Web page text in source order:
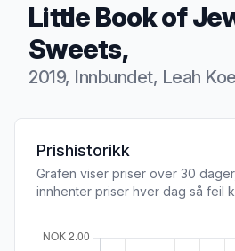
Little Book of
Sweets,
2019, Innbundet, Leah
Produktbeskrivelse
Prishistorikk
Grafen viser priser over 30
innhenter priser hver dag så feil